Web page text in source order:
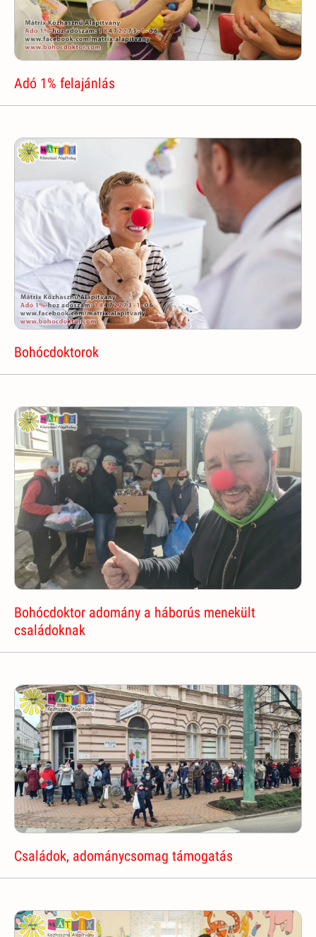
Adó 1% felajánlás
Bohócdoktorok
Bohócdoktor adomány a háborús menekült
családoknak
Családok, adománycsomag támogatás